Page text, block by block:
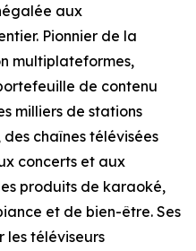
aux
Pionnier de la
multiplateformes,
de contenu
milliers de stations
chaînes télévisées
concerts et aux
produits de karaoké,
et de bien-être. Ses
les téléviseurs